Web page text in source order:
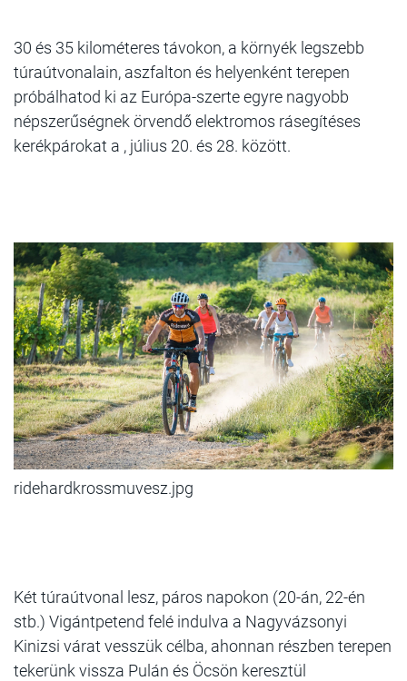
30 és 35 kilométeres távokon, a környék legszebb
túraútvonalain, aszfalton és helyenként terepen
próbálhatod ki az Európa-szerte egyre nagyobb
népszerűségnek örvendő elektromos rásegítéses
kerékpárokat a , július 20. és 28. között.
ridehardkrossmuvesz.jpg
Két túraútvonal lesz, páros napokon (20-án, 22-én
stb.) Vigántpetend felé indulva a Nagyvázsonyi
Kinizsi várat vesszük célba, ahonnan részben terepen
tekerünk vissza Pulán és Öcsön keresztül